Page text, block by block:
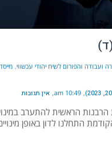
ועבודה והפורום לשיח יהודי עכשווי.
10:49 am אין תגובות
הראשית להתערב
התחלנו לדון באופן